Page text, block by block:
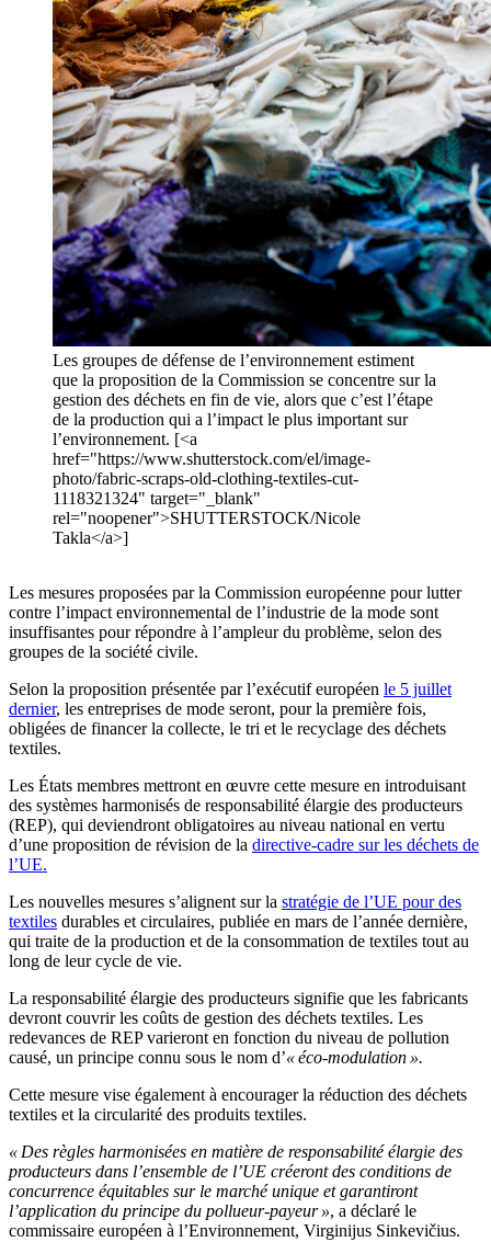
Les groupes de défense de l’environnement estiment
que la proposition de la Commission se concentre sur la
gestion des déchets en fin de vie, alors que c’est l’étape
de la production qui a l’impact le plus important sur
l’environnement. [<a
href="https://www.shutterstock.com/el/image-
photo/fabric-scraps-old-clothing-textiles-cut-
1118321324" target="_blank"
rel="noopener">SHUTTERSTOCK/Nicole
Takla</a>]
Les mesures proposées par la Commission européenne pour lutter
contre l’impact environnemental de l’industrie de la mode sont
insuffisantes pour répondre à l’ampleur du problème, selon des
groupes de la société civile.
Selon la proposition présentée par l’exécutif européen le 5 juillet
dernier, les entreprises de mode seront, pour la première fois,
obligées de financer la collecte, le tri et le recyclage des déchets
textiles.
Les États membres mettront en œuvre cette mesure en introduisant
des systèmes harmonisés de responsabilité élargie des producteurs
(REP), qui deviendront obligatoires au niveau national en vertu
d’une proposition de révision de la directive-cadre sur les déchets de
l’UE.
Les nouvelles mesures s’alignent sur la stratégie de l’UE pour des
textiles durables et circulaires, publiée en mars de l’année dernière,
qui traite de la production et de la consommation de textiles tout au
long de leur cycle de vie.
La responsabilité élargie des producteurs signifie que les fabricants
devront couvrir les coûts de gestion des déchets textiles. Les
redevances de REP varieront en fonction du niveau de pollution
causé, un principe connu sous le nom d’« éco-modulation ».
Cette mesure vise également à encourager la réduction des déchets
textiles et la circularité des produits textiles.
« Des règles harmonisées en matière de responsabilité élargie des
producteurs dans l’ensemble de l’UE créeront des conditions de
concurrence équitables sur le marché unique et garantiront
l’application du principe du pollueur-payeur », a déclaré le
commissaire européen à l’Environnement, Virginijus Sinkevičius.